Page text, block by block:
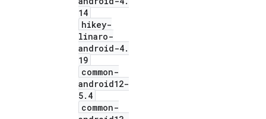
14
hikey-
linaro-
android-4.
19
common-
android12-
5. 4
common-